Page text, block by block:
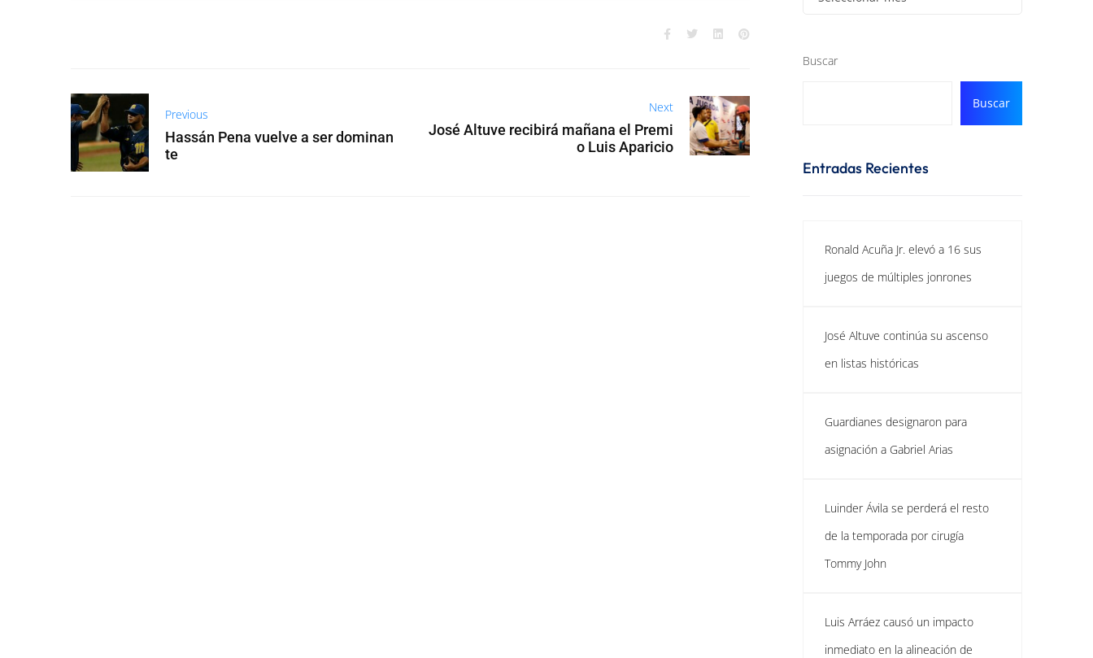
Previous
Hassán Pena vuelve a ser dominan
te
Next
José Altuve recibirá mañana el Premi
o Luis Aparicio
Buscar
Buscar
Entradas Recientes
Ronald Acuña Jr. elevó a 16 sus
juegos de múltiples jonrones
José Altuve continúa su ascenso
en listas históricas
Guardianes designaron para
asignación a Gabriel Arias
Luinder Ávila se perderá el resto
de la temporada por cirugía
Tommy John
Luis Arráez causó un impacto
inmediato en la alineación de